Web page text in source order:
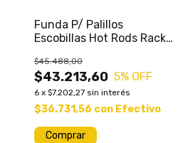
Funda P/ Palillos
Escobillas Hot Rods Racker
$43.213,60
$45.488,00
5% OFF
6 x $7.202,27 sin interés
$36.731,56 con Efectivo
Comprar